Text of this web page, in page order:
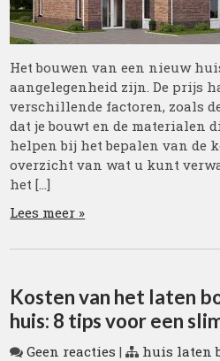
Het bouwen van een nieuw
aangelegenheid zijn. De prijs
verschillende factoren, zoals
dat je bouwt en de materialen
helpen bij het bepalen van de
overzicht van wat u kunt
het […]
Lees meer »
Kosten van het laten
huis: 8 tips voor een
Geen reacties | huis laten